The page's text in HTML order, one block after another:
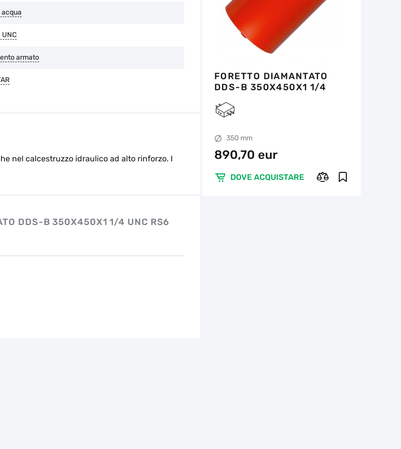
acqua
UNC
armato
nel calcestruzzo idraulico ad alto rinforzo. I
DDS-B 350X450X1 1/4 UNC RS6
FORETTO DIAMANTATO
DDS-B 350X450X1 1/4
350 mm
890,70 eur
DOVE ACQUISTARE